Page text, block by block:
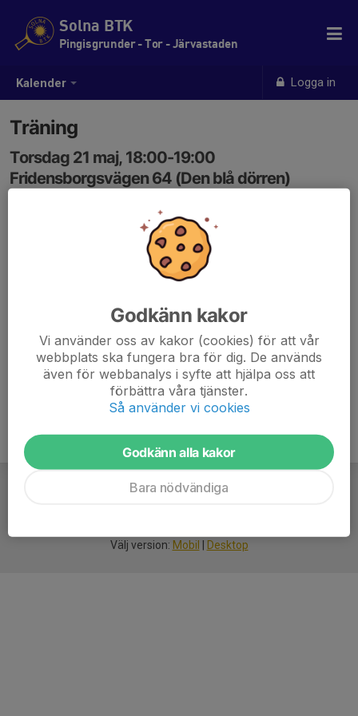
Kalender Logga in
Solna BTK
Pingisgrunder - Tor - Järvastaden
Träning
Torsdag 21 maj, 18:00-19:00
Fridensborgsvägen 64 (Den blå dörren)
Välj version: Mobil Desktop
Godkänn kakor
Vi använder oss av kakor (cookies) för att vår
webbplats ska fungera bra för dig. De används
även för webbanalys i syfte att hjälpa oss att
förbättra våra tjänster.
Så använder vi cookies
Godkänn alla kakor
Bara nödvändiga